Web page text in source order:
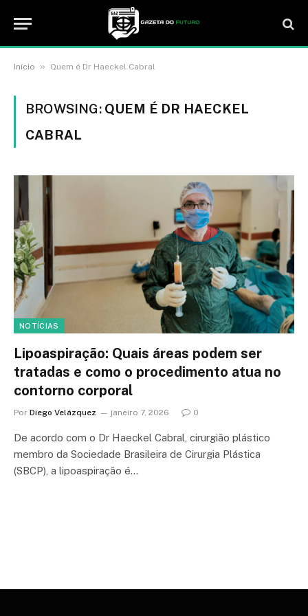
Início » Quem é Dr Haeckel Cabral
BROWSING: QUEM É DR HAECKEL
CABRAL
NOTÍCIAS
Lipoaspiração: Quais áreas podem ser
tratadas e como o procedimento atua no
contorno corporal
Por Diego Velázquez janeiro 7, 2026 0
De acordo com o Dr Haeckel Cabral, cirurgião plástico
membro da Sociedade Brasileira de Cirurgia Plástica
(SBCP), a lipoaspiração é…